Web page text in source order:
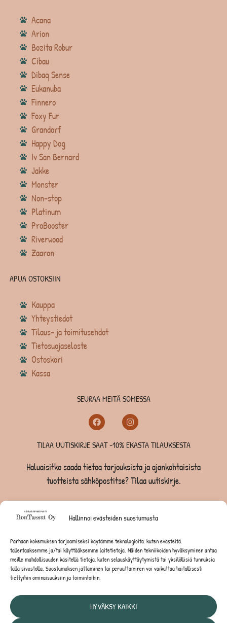
Hallinnoi evästeiden suostumusta
Parhaan kokemuksen tarjoamiseksi käytämme teknologioita, kuten evästeitä,
tallentaaksemme ja/tai käyttääksemme laitetietoja. Näiden tekniikoiden hyväksyminen antaa
meille mahdollisuuden käsitellä tietoja, kuten selauskäyttäytymistä tai yksilöllisiä tunnuksia
tällä sivustolla. Suostumuksen jättäminen tai peruuttaminen voi vaikuttaa haitallisesti
tiettyihin ominaisuuksiin ja toimintoihin.
HYVÄKSY KAIKKI
Acana
Arion
Bozita Robur
Cibau
Dibaq Sense
Eukanuba
Finnero
Foxy Fur
Grandorf
Happy Dog
Iv San Bernard
Jakke
Monster
Non-stop
Platinum
ProBooster
Riverwood
Zaaron
APUA OSTOKSIIN
Kauppa
Yhteystiedot
Tilaus- ja toimitusehdot
Tietosuojaseloste
Ostoskori
Kassa
SEURAA MEITÄ SOMESSA
TILAA UUTISKIRJE SAAT -10% EKASTA TILAUKSESTA
Haluaisitko saada tietoa tarjouksista ja ajankohtaisista
tuotteista sähköpostitse? Tilaa uutiskirje.
TILAA UUTISKIRJE -SAAT -10% EKASTA TILAUKSESTA
KISSOILLE
JYRSIJÖILLE